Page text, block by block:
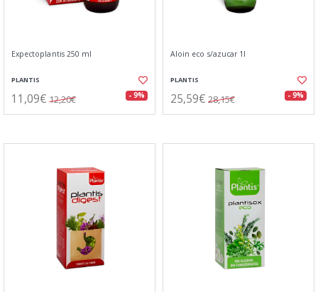
Expectoplantis 250 ml
PLANTIS
11,09€ 12,20€ - 9%
Aloin eco s/azucar 1l
PLANTIS
25,59€ 28,15€ - 9%